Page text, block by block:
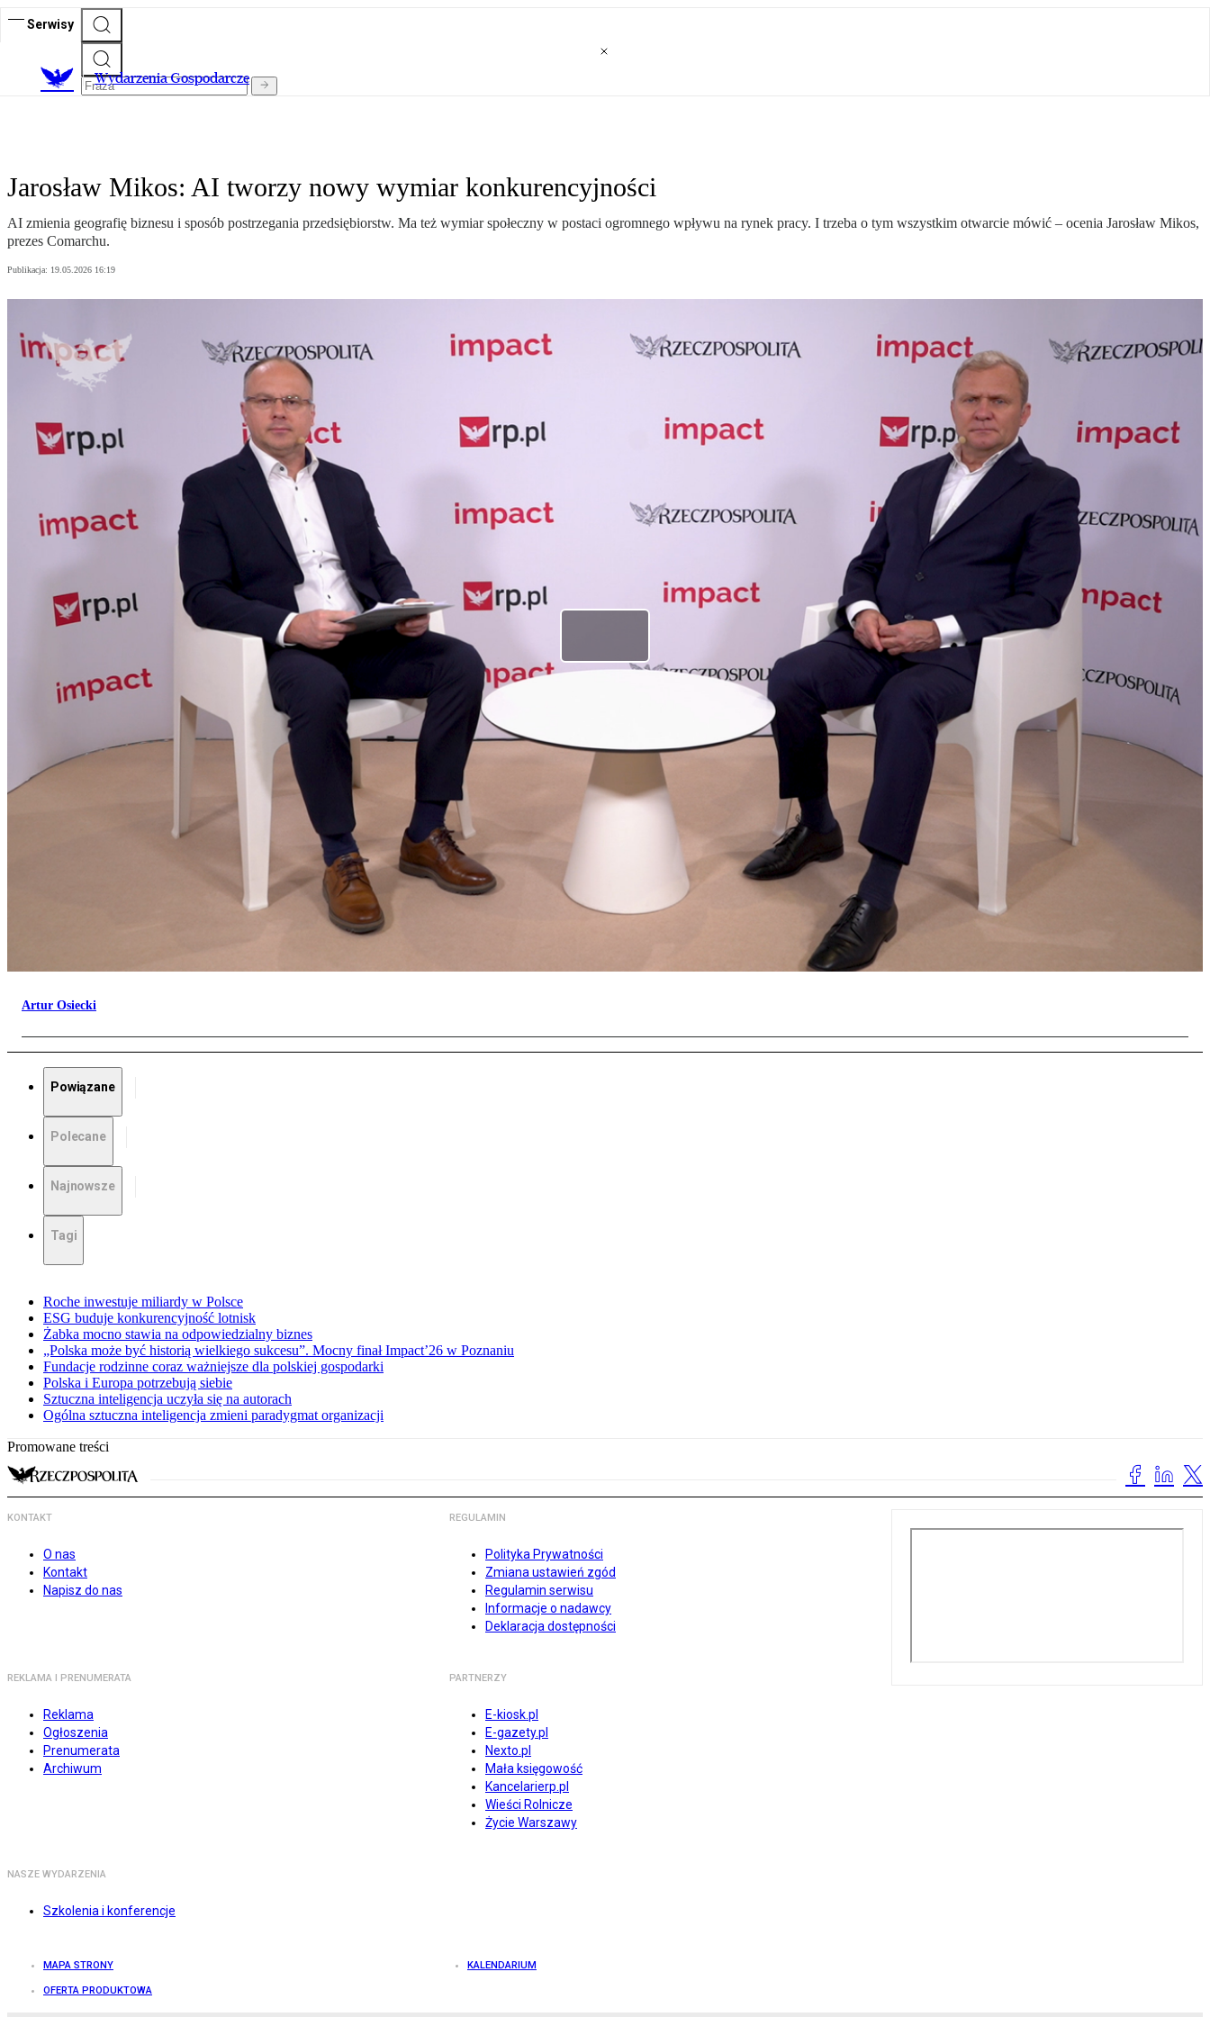
Serwisy
Wydarzenia Gospodarcze
Jarosław Mikos: AI tworzy nowy wymiar konkurencyjności
AI zmienia geografię biznesu i sposób postrzegania przedsiębiorstw. Ma też wymiar społeczny w postaci ogromnego wpływu na rynek pracy. I trzeba o tym wszystkim otwarcie mówić – ocenia Jarosław Mikos,
prezes Comarchu.
Publikacja: 19.05.2026 16:19
Artur Osiecki
Powiązane
Polecane
Najnowsze
Tagi
Roche inwestuje miliardy w Polsce
ESG buduje konkurencyjność lotnisk
Żabka mocno stawia na odpowiedzialny biznes
„Polska może być historią wielkiego sukcesu”. Mocny finał Impact’26 w Poznaniu
Fundacje rodzinne coraz ważniejsze dla polskiej gospodarki
Polska i Europa potrzebują siebie
Sztuczna inteligencja uczyła się na autorach
Ogólna sztuczna inteligencja zmieni paradygmat organizacji
Promowane treści
KONTAKT
O nas
Kontakt
Napisz do nas
REGULAMIN
Polityka Prywatności
Zmiana ustawień zgód
Regulamin serwisu
Informacje o nadawcy
Deklaracja dostępności
REKLAMA I PRENUMERATA
Reklama
Ogłoszenia
Prenumerata
Archiwum
PARTNERZY
E-kiosk.pl
E-gazety.pl
Nexto.pl
Mała księgowość
Kancelarierp.pl
Wieści Rolnicze
Życie Warszawy
NASZE WYDARZENIA
Szkolenia i konferencje
MAPA STRONY KALENDARIUM
OFERTA PRODUKTOWA